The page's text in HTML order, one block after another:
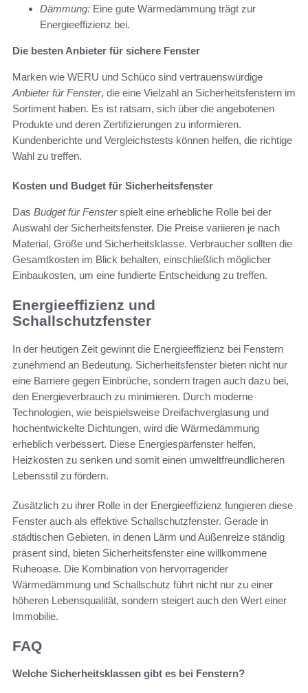
Dämmung: Eine gute Wärmedämmung trägt zur
Energieeffizienz bei.
Die besten Anbieter für sichere Fenster
Marken wie WERU und Schüco sind vertrauenswürdige
Anbieter für Fenster, die eine Vielzahl an Sicherheitsfenstern im
Sortiment haben. Es ist ratsam, sich über die angebotenen
Produkte und deren Zertifizierungen zu informieren.
Kundenberichte und Vergleichstests können helfen, die richtige
Wahl zu treffen.
Kosten und Budget für Sicherheitsfenster
Das Budget für Fensterspielt eine erhebliche Rolle bei der
Auswahl der Sicherheitsfenster. Die Preise variieren je nach
Material, Größe und Sicherheitsklasse. Verbraucher sollten die
Gesamtkosten im Blick behalten, einschließlich möglicher
Einbaukosten, um eine fundierte Entscheidung zu treffen.
Energieeffizienz und
Schallschutzfenster
In der heutigen Zeit gewinnt die Energieeffizienz bei Fenstern
zunehmend an Bedeutung. Sicherheitsfenster bieten nicht nur
eine Barriere gegen Einbrüche, sondern tragen auch dazu bei,
den Energieverbrauch zu minimieren. Durch moderne
Technologien, wie beispielsweise Dreifachverglasung und
hochentwickelte Dichtungen, wird die Wärmedämmung
erheblich verbessert. Diese Energiesparfenster helfen,
Heizkosten zu senken und somit einen umweltfreundlicheren
Lebensstil zu fördern.
Zusätzlich zu ihrer Rolle in der Energieeffizienz fungieren diese
Fenster auch als effektive Schallschutzfenster. Gerade in
städtischen Gebieten, in denen Lärm und Außenreize ständig
präsent sind, bieten Sicherheitsfenster eine willkommene
Ruheoase. Die Kombination von hervorragender
Wärmedämmung und Schallschutz führt nicht nur zu einer
höheren Lebensqualität, sondern steigert auch den Wert einer
Immobilie.
FAQ
Welche Sicherheitsklassen gibt es bei Fenstern?